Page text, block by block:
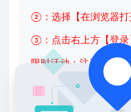
②：选择【在浏览器打
③：点击右上方【
限时活动：注册新用户